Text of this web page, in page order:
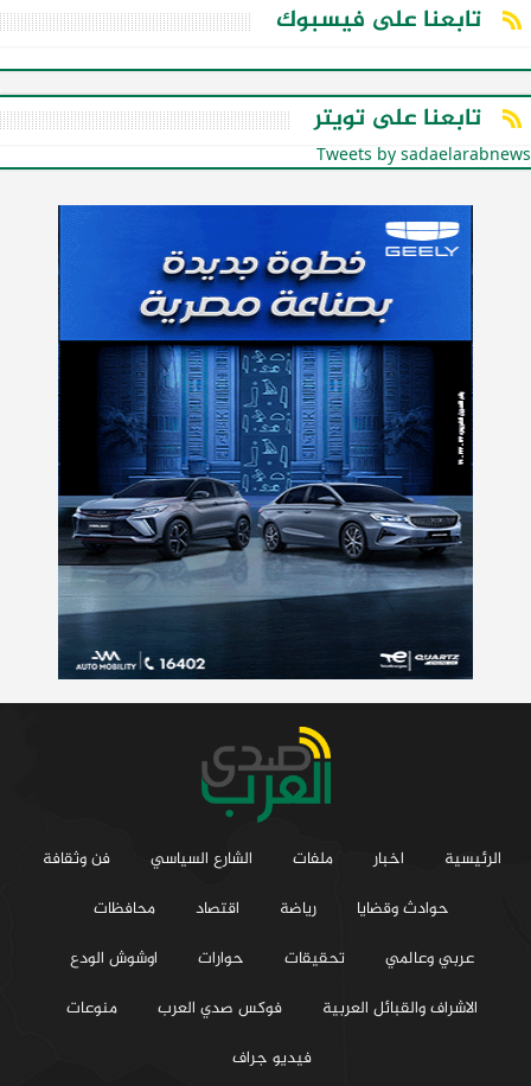
تابعنا على فيسبوك
تابعنا على تويتر
Tweets by sadaelarabnews
الرئيسية اخبار ملفات الشارع السياسي
فن وثقافة
حوادث وقضايا
رياضة اقتصاد
محافظات
عربي وعالمي
تحقيقات حوارات
اوشوش الودع
الاشراف والقبائل العربية
فوكس صدي العرب
منوعات
فيديو جراف